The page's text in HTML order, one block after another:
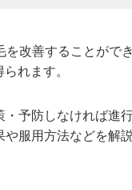
改善することがで
れます。
予防しなければ進行
服用方法などを解説